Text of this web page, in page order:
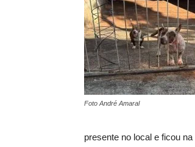
Foto André Amaral
presente no local e ficou